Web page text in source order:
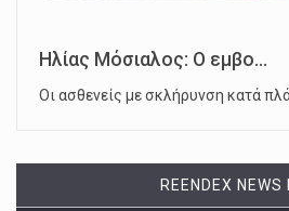
Ηλίας Μόσιαλος: Ο εμβο...
Οι ασθενείς με σκλήρυνση κατά
REENDEX NEWS